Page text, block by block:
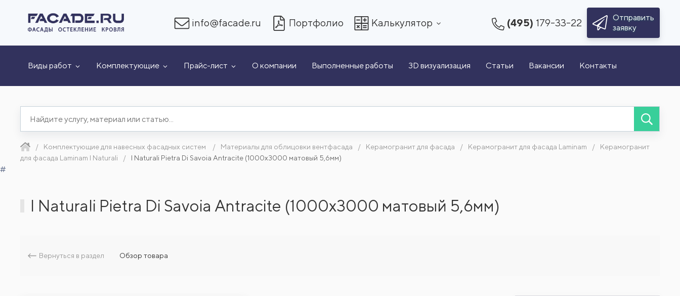
info@facade.ru Портфолио Калькулятор (495) 179-33-22
Отправить
заявку
Виды работ Комплектующие Прайс-лист О компании Выполненные работы 3D визуализация Статьи Вакансии Контакты
Комплектующие для навесных фасадных систем Материалы для облицовки вентфасада Керамогранит для фасада Керамогранит для фасада Laminam
Керамогранит
для фасада Laminam I Naturali
I Naturali Pietra Di Savoia Antracite (1000x3000 матовый 5,6мм)
#
I Naturali Pietra Di Savoia Antracite (1000x3000 матовый 5,6мм)
Вернуться в раздел Обзор товара